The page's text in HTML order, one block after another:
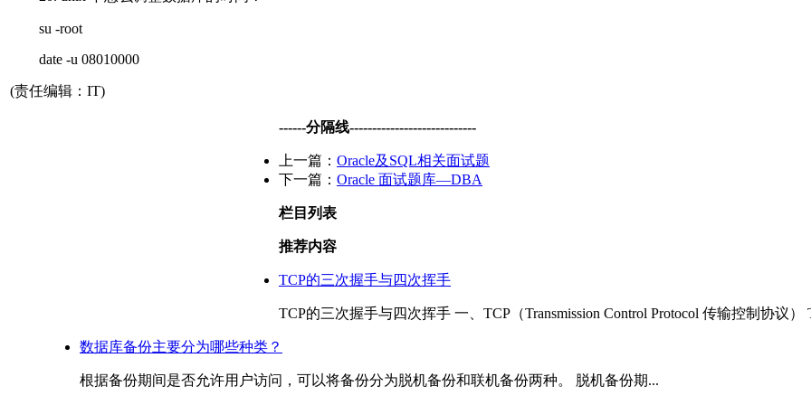
su -root
date -u 08010000
(责任编辑：IT)
------分隔线----------------------------
上一篇： Oracle及SQL相关面试题
下一篇： Oracle 面试题库—DBA
栏目列表
推荐内容
TCP的三次握手与四次挥手
TCP的三次握手与四次挥手 一、TCP（Transmission Control Protocol 传输控制协议）
数据库备份主要分为哪些种类？
根据备份期间是否允许用户访问，可以将备份分为脱机备份和联机备份两种。 脱机备份期...